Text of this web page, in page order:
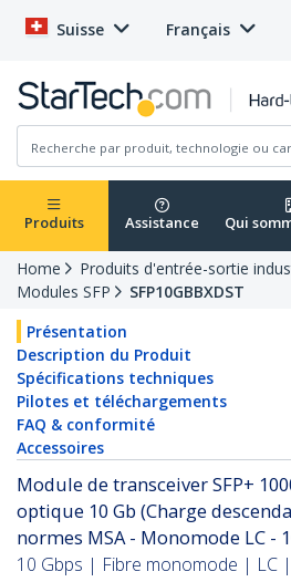
Suisse Français
Produits Assistance Qui
Home Produits d'entrée-sortie
Modules SFP
SFP10GBBXDST
Présentation
Description du Produit
Spécifications techniques
Pilotes et téléchargements
FAQ & conformité
Accessoires
Module de transceiver SFP+
optique 10 Gb (Charge
normes MSA - Monomode LC -
10 Gbps | Fibre monomode | LC